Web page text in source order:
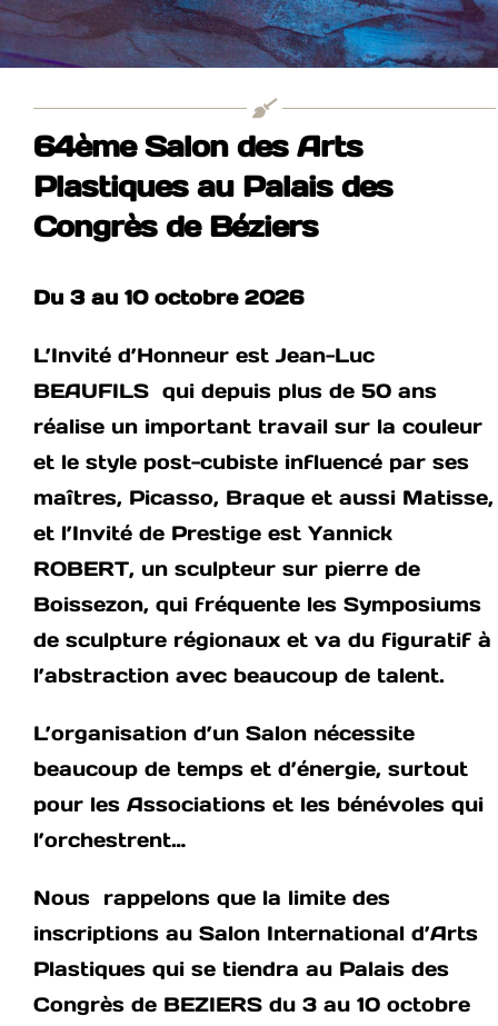
64ème Salon des Arts
Plastiques au Palais des
Congrès de Béziers
Du 3 au 10 octobre 2026
L’Invité d’Honneur est Jean-Luc
BEAUFILS qui depuis plus de 50 ans
réalise un important travail sur la couleur
et le style post-cubiste influencé par ses
maîtres, Picasso, Braque et aussi Matisse,
et l’Invité de Prestige est Yannick
ROBERT, un sculpteur sur pierre de
Boissezon, qui fréquente les Symposiums
de sculpture régionaux et va du figuratif à
l’abstraction avec beaucoup de talent.
L’organisation d’un Salon nécessite
beaucoup de temps et d’énergie, surtout
pour les Associations et les bénévoles qui
l’orchestrent…
Nous rappelons que la limite des
inscriptions au Salon International d’Arts
Plastiques qui se tiendra au Palais des
Congrès de BEZIERS du 3 au 10 octobre